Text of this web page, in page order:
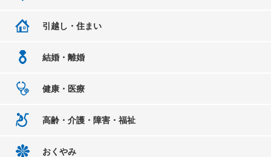
引越し・住まい
結婚・離婚
健康・医療
高齢・介護・障害・福祉
おくやみ